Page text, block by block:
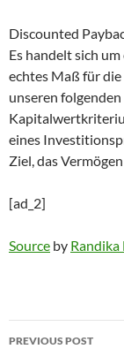
Discounted
Es handelt sich
echtes Maß für
unseren folgenden
eines
Ziel, das
[ad_2]
Source by
Post
PREVIOUS POST